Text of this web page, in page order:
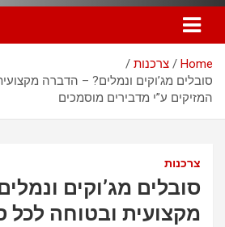
Home
צרכנות
סובלים מג’וקים ונמלים? – הדברה
המזיקים ע”י מדבירים מוסמכים
צרכנות
סובלים מג’וקים
מקצועית ובטוחה לכל